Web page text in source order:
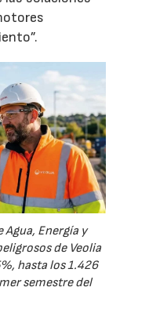
Agua, Energía y
de Veolia
hasta los 1.426
semestre del